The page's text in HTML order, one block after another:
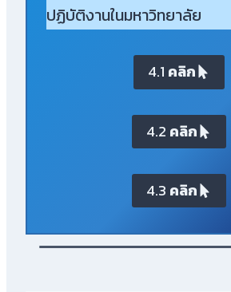
ปฏิบัติงานในมหาวิทยาลัย
4.1 คลิก
4.2 คลิก
4.3 คลิก